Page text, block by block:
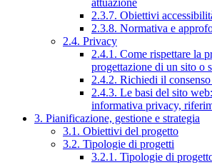
attuazione
2.3.7. Obiettivi
2.3.8. Normativa e
2.4. Privacy
2.4.1. Come rispettare la
progettazione di un sito o
2.4.2. Richiedi il
2.4.3. Le basi del sito
informativa privacy,
3. Pianificazione, gestione e strategia
3.1. Obiettivi del progetto
3.2. Tipologie di progetti
3.2.1. Tipologie di